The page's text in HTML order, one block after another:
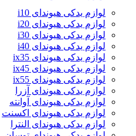
لوازم یدکی هیوندای i10
لوازم یدکی هیوندای i20
لوازم یدکی هیوندای i30
لوازم یدکی هیوندای i40
لوازم یدکی هیوندای ix35
لوازم یدکی هیوندای ix45
لوازم یدکی هیوندای ix55
لوازم یدکی هیوندای آزرا
لوازم یدکی هیوندای آوانته
لوازم یدکی هیوندای اکسنت
لوازم یدکی هیوندای النترا